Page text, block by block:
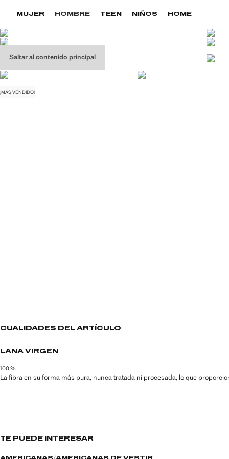
Saltar al contenido principal
MUJER HOMBRE TEEN NIÑOS HOME
¡MÁS VENDIDO!
CUALIDADES DEL ARTÍCULO
LANA VIRGEN
100 %
La fibra en su forma más pura, nunca tratada ni procesada, lo que
TE PUEDE INTERESAR